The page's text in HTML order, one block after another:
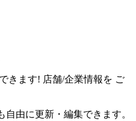
きます! 店舗/企業情報を ご
由に更新・編集できます。